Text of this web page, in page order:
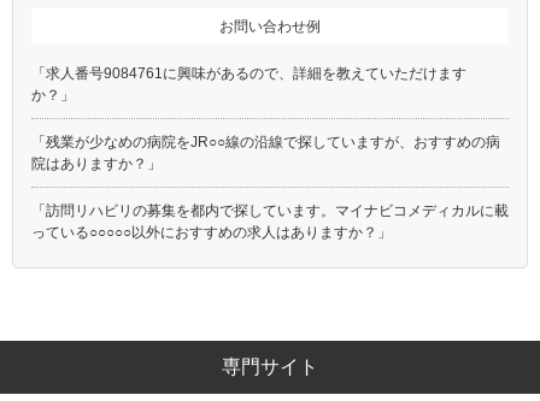
お問い合わせ例
「求人番号9084761に興味があるので、詳細を教えていただけます
か？」
「残業が少なめの病院をJR○○線の沿線で探していますが、おすすめの病
院はありますか？」
「訪問リハビリの募集を都内で探しています。マイナビコメディカルに載
っている○○○○○以外におすすめの求人はありますか？」
専門サイト